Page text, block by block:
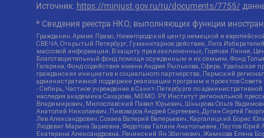
Источник: https://minjust.gov.ru/ru/documents/7755/
* Сведения реестра НКО, выполняющих функции
Гражданин.Армия.Право, Нижегородский центр немецкой и
СВЕЧА, Открытый Петербург, Гуманитарное действие, Лига
массовой информации, В защиту прав заключенных, Горячая Линия,
Благотворительный фонд помощи осужденным и их семьям, Фонд
Гагарина, Фонд содействия имени Андрея Рылькова, Сфера,
гражданских инициатив и социального партнерства, Пермский
административной поддержке реализации программ и проектов
- Сибирь, Частное учреждение в Санкт-Петербурге по
наследия академика Сахарова, МЕМО. РУ, Институт региональной
Владимирович, Милославский Павел Юрьевич, Шнырова Ольга
Анатолий Николаевич, Пивоваров Андрей Сергеевич, Дугин Сергей
Лев Александрович, Созаев Валерий Валерьевич, Каргалицкий Борис
Людевиг Марина Зариевна, Федотова Галина Анатольевна, Паутов
Екатерина Александровна, Рачинский Ян Збигневич, Жемкова Елена